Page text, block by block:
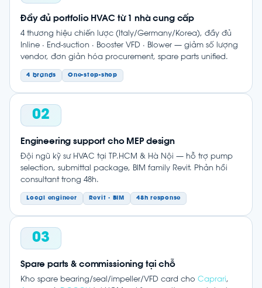
Đầy đủ portfolio HVAC từ 1 nhà cung cấp
4 thương hiệu chiến lược (Italy/Germany/Korea), đầy đủ
Inline · End-suction · Booster VFD · Blower — giảm số lượng
vendor, đơn giản hóa procurement, spare parts unified.
4 brands One-stop-shop
02
Engineering support cho MEP design
Đội ngũ kỹ sư HVAC tại TP.HCM & Hà Nội — hỗ trợ pump
selection, submittal package, BIM family Revit. Phản hồi
consultant trong 48h.
Local engineer Revit · BIM 48h response
03
Spare parts & commissioning tại chỗ
Kho spare bearing/seal/impeller/VFD card cho Caprari,